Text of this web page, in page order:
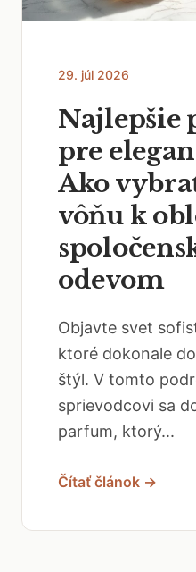
29. júl 2026
Najlepšie
pre
Ako
vôňu k
odevom
Objavte svet
ktoré dokonale
štýl. V tomto
sprievodcovi sa
parfum, ktorý...
Čítať článok →